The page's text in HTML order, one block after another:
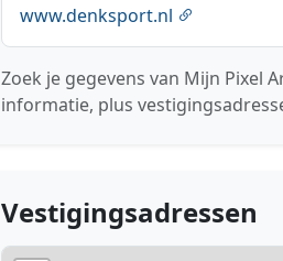
www.denksport.nl
Zoek je gegevens van Mijn Pixel
informatie, plus
Vestigingsadressen